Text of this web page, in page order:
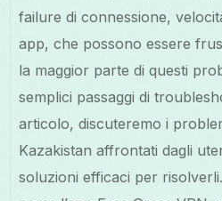
failure di connessione,
app, che possono essere
la maggior parte di questi
semplici passaggi di
articolo, discuteremo i
Kazakistan affrontati dagli
soluzioni efficaci per